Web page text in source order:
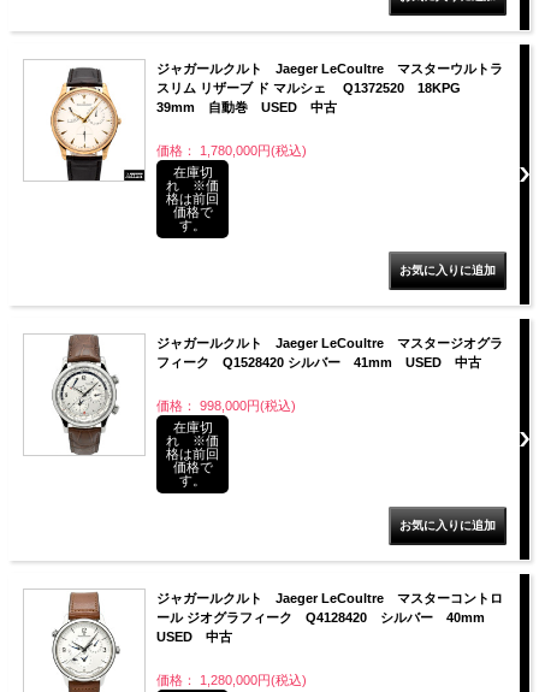
ジャガールクルト Jaeger LeCoultre マスターウルトラ
スリム リザーブ ド マルシェ Q1372520 18KPG
39mm 自動巻 USED 中古
価格： 1,780,000円(税込)
在庫切
れ ※価
格は前回
価格で
す。
ジャガールクルト Jaeger LeCoultre マスタージオグラ
フィーク Q1528420 シルバー 41mm USED 中古
価格： 998,000円(税込)
在庫切
れ ※価
格は前回
価格で
す。
ジャガールクルト Jaeger LeCoultre マスターコントロ
ール ジオグラフィーク Q4128420 シルバー 40mm
USED 中古
価格： 1,280,000円(税込)